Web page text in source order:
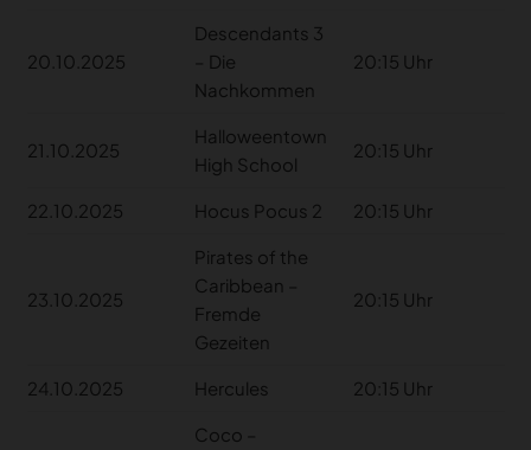
20.10.2025
Descendants 3
– Die
Nachkommen
20:15 Uhr
21.10.2025
Halloweentown
High School
20:15 Uhr
22.10.2025 Hocus Pocus 2 20:15 Uhr
23.10.2025
Pirates of the
Caribbean –
Fremde
Gezeiten
20:15 Uhr
24.10.2025 Hercules 20:15 Uhr
Coco –